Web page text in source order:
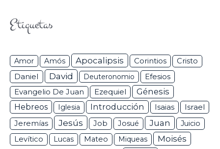
Etiquetas
Amor Amós Apocalipsis Corintios Cristo
Daniel David Deuteronomio Efesios
Evangelio De Juan Ezequiel
Génesis
Hebreos
Iglesia Introducción Isaias Israel
Jeremías Jesús Job Josué Juan
Juicio
Levítico
Lucas Mateo Miqueas Moisés